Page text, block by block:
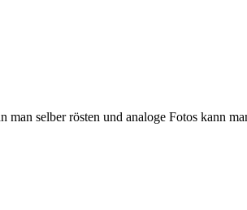
man selber rösten und analoge Fotos kann